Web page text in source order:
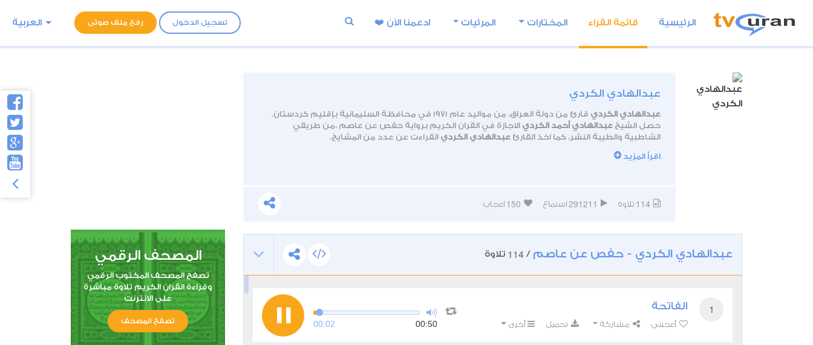
تسجيل الدخول رفع ملف صوتى العربية الرئيسية قائمة القراء المختارات المرئيات ادعمنا اﻵن ❤️
عبدالهادي الكردي
عبدالهادي الكردي قارئ من دولة العراق، من مواليد عام 1971 في محافظة السليمانية بإقليم كردستان.
حصل الشيخ عبدالهادي أحمد الكردي الاجازة في القران الكريم برواية حفص عن عاصم ،من طريقي
الشاطبية والطيبة النشر، كما اخذ القارئ عبدالهادي الكردي القراءت عن عدد من المشايخ.
اقرأ المزيد
114 تلاوة 291211 استماع 150 اعجاب
عبدالهادي الكردي - حفص عن عاصم /
114 تلاوة
1 الفاتحة
أعجبني مشاركة تحميل أخرى 00:03 00:50
المصحف الرقمي
تصفح المصحف المكتوب الرقمي
وقراءة القران الكريم تلاوة مباشرة
على الانترنت
تصفح المصحف